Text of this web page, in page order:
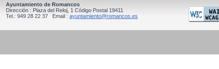
Ayuntamiento de Romancos
Dirección : Plaza del Reloj, 1 Código Postal 19411
Tel.: 949 28 22 37 Email : ayuntamiento@romancos.es